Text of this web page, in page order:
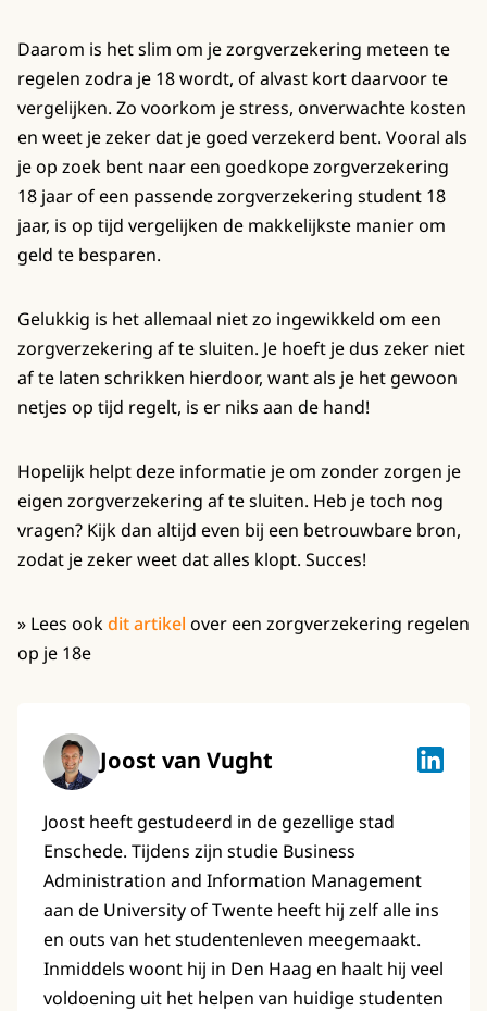
Daarom is het slim om je zorgverzekering meteen te
regelen zodra je 18 wordt, of alvast kort daarvoor te
vergelijken. Zo voorkom je stress, onverwachte kosten
en weet je zeker dat je goed verzekerd bent. Vooral als
je op zoek bent naar een goedkope zorgverzekering
18 jaar of een passende zorgverzekering student 18
jaar, is op tijd vergelijken de makkelijkste manier om
geld te besparen.
Gelukkig is het allemaal niet zo ingewikkeld om een
zorgverzekering af te sluiten. Je hoeft je dus zeker niet
af te laten schrikken hierdoor, want als je het gewoon
netjes op tijd regelt, is er niks aan de hand!
Hopelijk helpt deze informatie je om zonder zorgen je
eigen zorgverzekering af te sluiten. Heb je toch nog
vragen? Kijk dan altijd even bij een betrouwbare bron,
zodat je zeker weet dat alles klopt. Succes!
» Lees ookdit artikel over een zorgverzekering regelen
op je 18e
Joost van Vught Joost
Joost heeft gestudeerd in de gezellige stad
Enschede. Tijdens zijn studie Business
Administration and Information Management
aan de University of Twente heeft hij zelf alle ins
en outs van het studentenleven meegemaakt.
Inmiddels woont hij in Den Haag en haalt hij veel
voldoening uit het helpen van huidige studenten